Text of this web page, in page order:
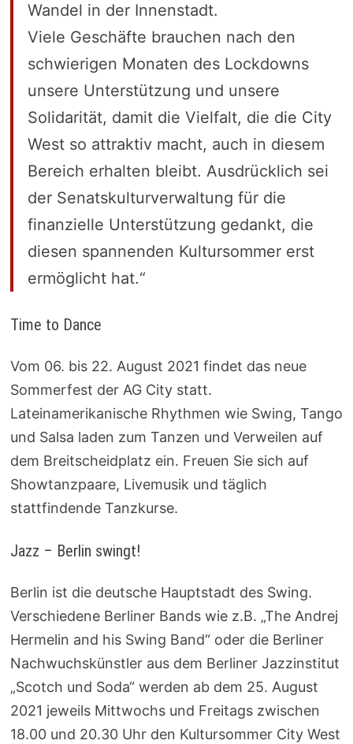
Wandel in der Innenstadt.
Viele Geschäfte brauchen nach den
schwierigen Monaten des Lockdowns
unsere Unterstützung und unsere
Solidarität, damit die Vielfalt, die die City
West so attraktiv macht, auch in diesem
Bereich erhalten bleibt. Ausdrücklich sei
der Senatskulturverwaltung für die
finanzielle Unterstützung gedankt, die
diesen spannenden Kultursommer erst
ermöglicht hat.“
Time to Dance
Vom 06. bis 22. August 2021 findet das neue
Sommerfest der AG City statt.
Lateinamerikanische Rhythmen wie Swing, Tango
und Salsa laden zum Tanzen und Verweilen auf
dem Breitscheidplatz ein. Freuen Sie sich auf
Showtanzpaare, Livemusik und täglich
stattfindende Tanzkurse.
Jazz – Berlin swingt!
Berlin ist die deutsche Hauptstadt des Swing.
Verschiedene Berliner Bands wie z.B. „The Andrej
Hermelin and his Swing Band“ oder die Berliner
Nachwuchskünstler aus dem Berliner Jazzinstitut
„Scotch und Soda“ werden ab dem 25. August
2021 jeweils Mittwochs und Freitagszwischen
18.00 und 20.30 Uhr den Kultursommer City West